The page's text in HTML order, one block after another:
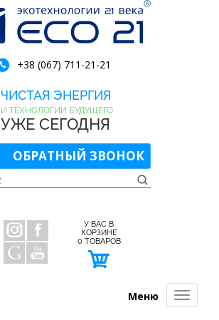
+38 (067) 711-21-21
ЧИСТАЯ ЭНЕРГИЯ
И ТЕХНОЛОГИИ БУДУЩЕГО
УЖЕ СЕГОДНЯ
ОБРАТНЫЙ ЗВОНОК
У ВАС В
КОРЗИНЕ
0 ТОВАРОВ
Меню